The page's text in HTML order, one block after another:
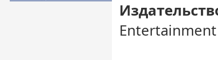
Entertainment